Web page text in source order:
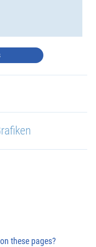
these pages?